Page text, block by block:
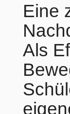
Eine
Als